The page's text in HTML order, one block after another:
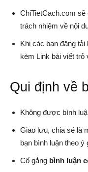
ChiTietCach.com
trách nhiệm về nội
Khi các bạn đăng tải
kèm Link bài viết trỏ
Qui định về
Không được bình
Giao lưu, chia sẻ là
bạn bình luận theo ý
Cố gắng bình luận